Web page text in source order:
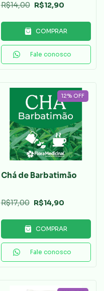
R$14,00 R$12,90
COMPRAR
Fale conosco
12% OFF
Chá de Barbatimão
R$17,00 R$14,90
COMPRAR
Fale conosco